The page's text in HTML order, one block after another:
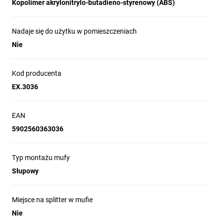
W skład zestawu tacki światłowodowe
spawów. Uchwyty mocujące zapewniają
pewne trzymanie kabla, jednocześnie
zarówno na słupach, jak i w zasobnikach
wprowadzenie magistralnych kabli
Kopolimer akrylonitrylo-butadieno-styrenowy (ABS)
Nadaje się do użytku w pomieszczeniach
Nie
Kod producenta
EX.3036
EAN
5902560363036
Typ montażu mufy
Słupowy
Miejsce na splitter w mufie
Nie